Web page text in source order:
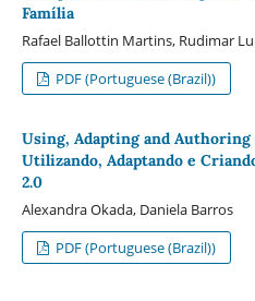
Família
Rafael Ballottin Martins, Rudimar
PDF (Portuguese (Brazil))
Using, Adapting and Authoring
Utilizando, Adaptando e
2.0
Alexandra Okada, Daniela Barros
PDF (Portuguese (Brazil))